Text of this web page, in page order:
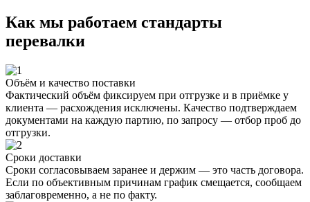
Как мы работаем стандарты
перевалки
Объём и качество поставки
Фактический объём фиксируем при отгрузке и в приёмке у
клиента — расхождения исключены. Качество подтверждаем
документами на каждую партию, по запросу — отбор проб до
отгрузки.
Сроки доставки
Сроки согласовываем заранее и держим — это часть договора.
Если по объективным причинам график смещается, сообщаем
заблаговременно, а не по факту.